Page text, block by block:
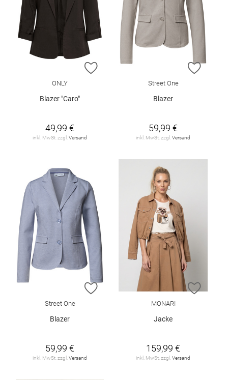
ZUR WUNSCHLISTE HINZUFÜGEN
ONLY
Blazer "Caro"
49,99 €
inkl. MwSt. zzgl.Versand
ZUR
Street One
Blazer
59,99 €
inkl. MwSt. zzgl.Versand
ZUR WUNSCHLISTE HINZUFÜGEN
Street One
Blazer
59,99 €
inkl. MwSt. zzgl.Versand
ZUR
MONARI
Jacke
159,99 €
inkl. MwSt. zzgl.Versand